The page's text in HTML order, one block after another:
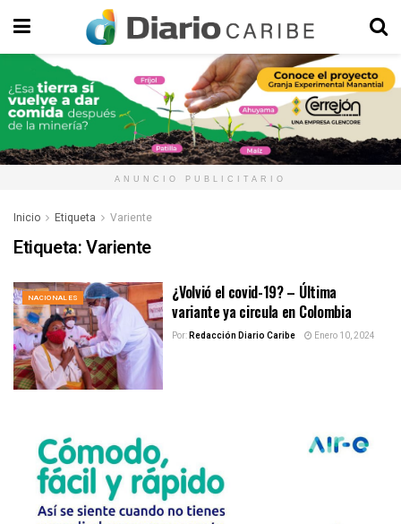
ANUNCIO PUBLICITARIO
Inicio Etiqueta Variente
Etiqueta:Variente
NACIONALES
¿Volvió el covid-19? – Última
variante ya circula en Colombia
Por:Redacción Diario Caribe Enero 10, 2024